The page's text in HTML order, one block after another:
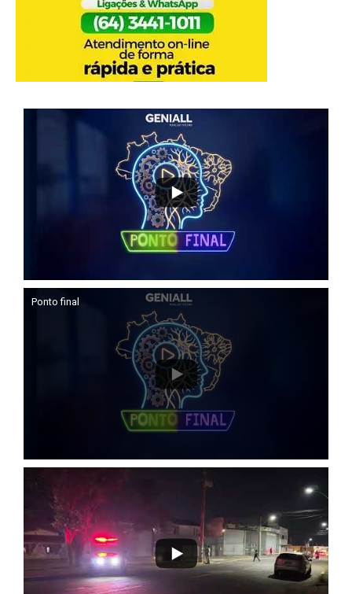
Ponto final